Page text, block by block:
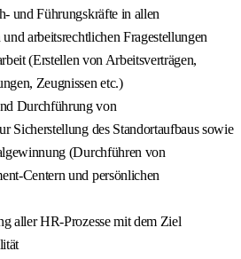
und Führungskräfte in allen
arbeitsrechtlichen Fragestellungen
(Erstellen von Arbeitsverträgen,
Zeugnissen etc.)
Durchführung von
Sicherstellung des Standortaufbaus sowie
(Durchführen von
Centern und persönlichen
aller HR-Prozesse mit dem Ziel